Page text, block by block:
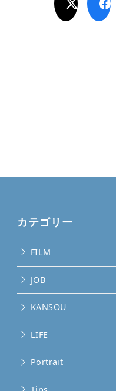
カテゴリー
FILM
JOB
KANSOU
LIFE
Portrait